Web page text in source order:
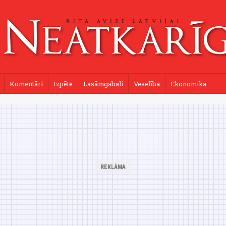
Komentāri Izpēte Lasāmgabali Veselība Ekonomika